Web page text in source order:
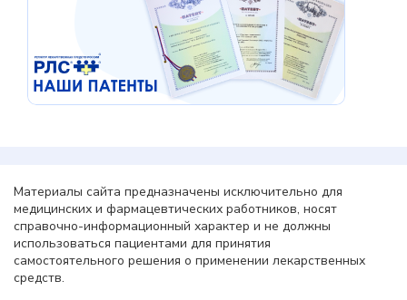
Материалы сайта предназначены исключительно для
медицинских и фармацевтических работников, носят
справочно-информационный характер и не должны
использоваться пациентами для принятия
самостоятельного решения о применении лекарственных
средств.